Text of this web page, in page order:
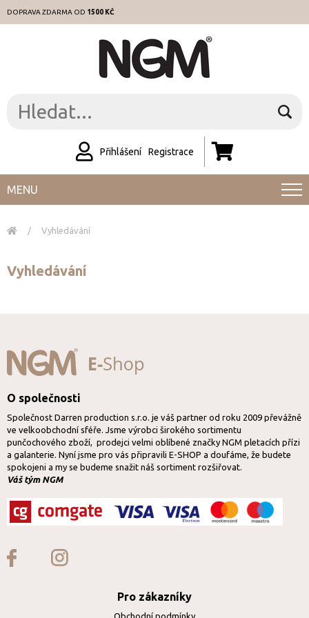
DOPRAVA ZDARMA OD 1500 KČ
Přihlášení Registrace
MENU
/ Vyhledávání
Vyhledávání
O společnosti
Společnost Darren production s.r.o. je váš partner od roku 2009 převážně
ve velkoobchodní sféře. Jsme výrobci širokého sortimentu
punčochového zboží, prodejci velmi oblíbené značky NGM pletacích přízi
a galanterie. Nyní jsme pro vás připravili E-SHOP a doufáme, že budete
spokojeni a my se budeme snažit náš sortiment rozšiřovat.
Váš tým NGM
Pro zákazníky
Obchodní podmínky